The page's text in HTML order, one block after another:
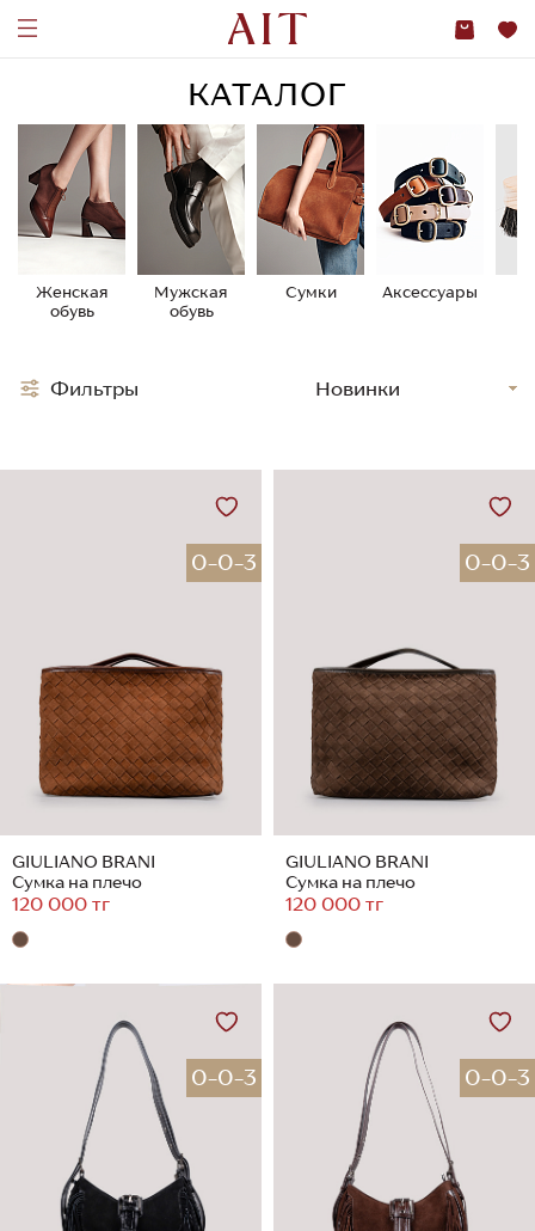
КАТАЛОГ
Женская
обувь
Мужская
обувь
Сумки Аксессуары
0-0-3
GIULIANO BRANI
Сумка на плечо
120 000 тг
0-0-3
GIULIANO BRANI
Сумка на плечо
120 000 тг
0-0-3 0-0-3
Фильтры